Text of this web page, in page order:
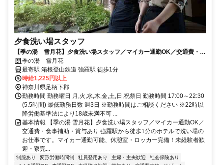
夕食洗い場スタッフ
【季の湯 雪月花】夕食洗い場スタッフ／マイカー通勤OK／交通費・食
事補助・賞与あり
季の湯 雪月花
最寄駅 箱根登山鉄道 強羅駅 徒歩1分
時給1,225円以上
神奈川県足柄下郡
勤務時間 勤務曜日 月,火,水,木,金,土,日,祝祭日 勤務時間 17:00～22:30
(5.5時間) 最低勤務日数 週3日 ※勤務時間はご相談ください ※22時以
降労働基準法により18歳未満不可 ...
基本情報 【季の湯 雪月花】夕食洗い場スタッフ／マイカー通勤OK／
交通費・食事補助・賞与あり 強羅駅から徒歩1分のホテルで洗い場の
お仕事です。マイカー通勤可能、休憩室・ロッカー完備！未経験者歓
迎・寮完...
制服あり 変形労働時間制 社員登用あり 主婦・主夫歓迎
社会保険あり